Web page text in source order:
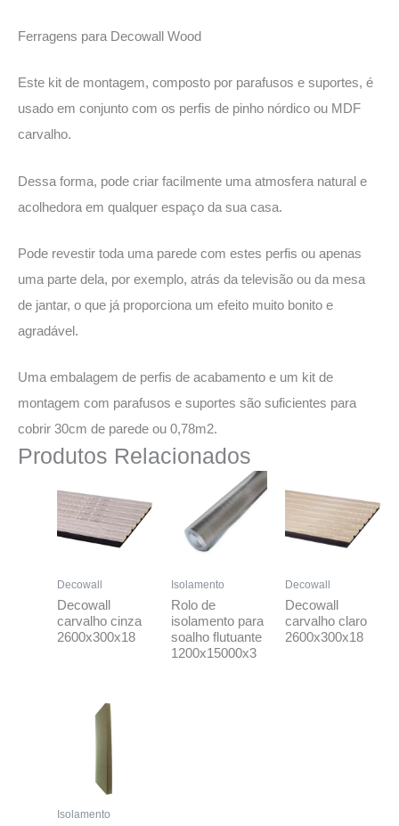
Ferragens para Decowall Wood
Este kit de montagem, composto por parafusos e suportes, é
usado em conjunto com os perfis de pinho nórdico ou MDF
carvalho.
Dessa forma, pode criar facilmente uma atmosfera natural e
acolhedora em qualquer espaço da sua casa.
Pode revestir toda uma parede com estes perfis ou apenas
uma parte dela, por exemplo, atrás da televisão ou da mesa
de jantar, o que já proporciona um efeito muito bonito e
agradável.
Uma embalagem de perfis de acabamento e um kit de
montagem com parafusos e suportes são suficientes para
cobrir 30cm de parede ou 0,78m2.
Produtos Relacionados
Decowall
Decowall
carvalho cinza
2600x300x18
Isolamento
Rolo de
isolamento para
soalho flutuante
1200x15000x3
Decowall
Decowall
carvalho claro
2600x300x18
Isolamento